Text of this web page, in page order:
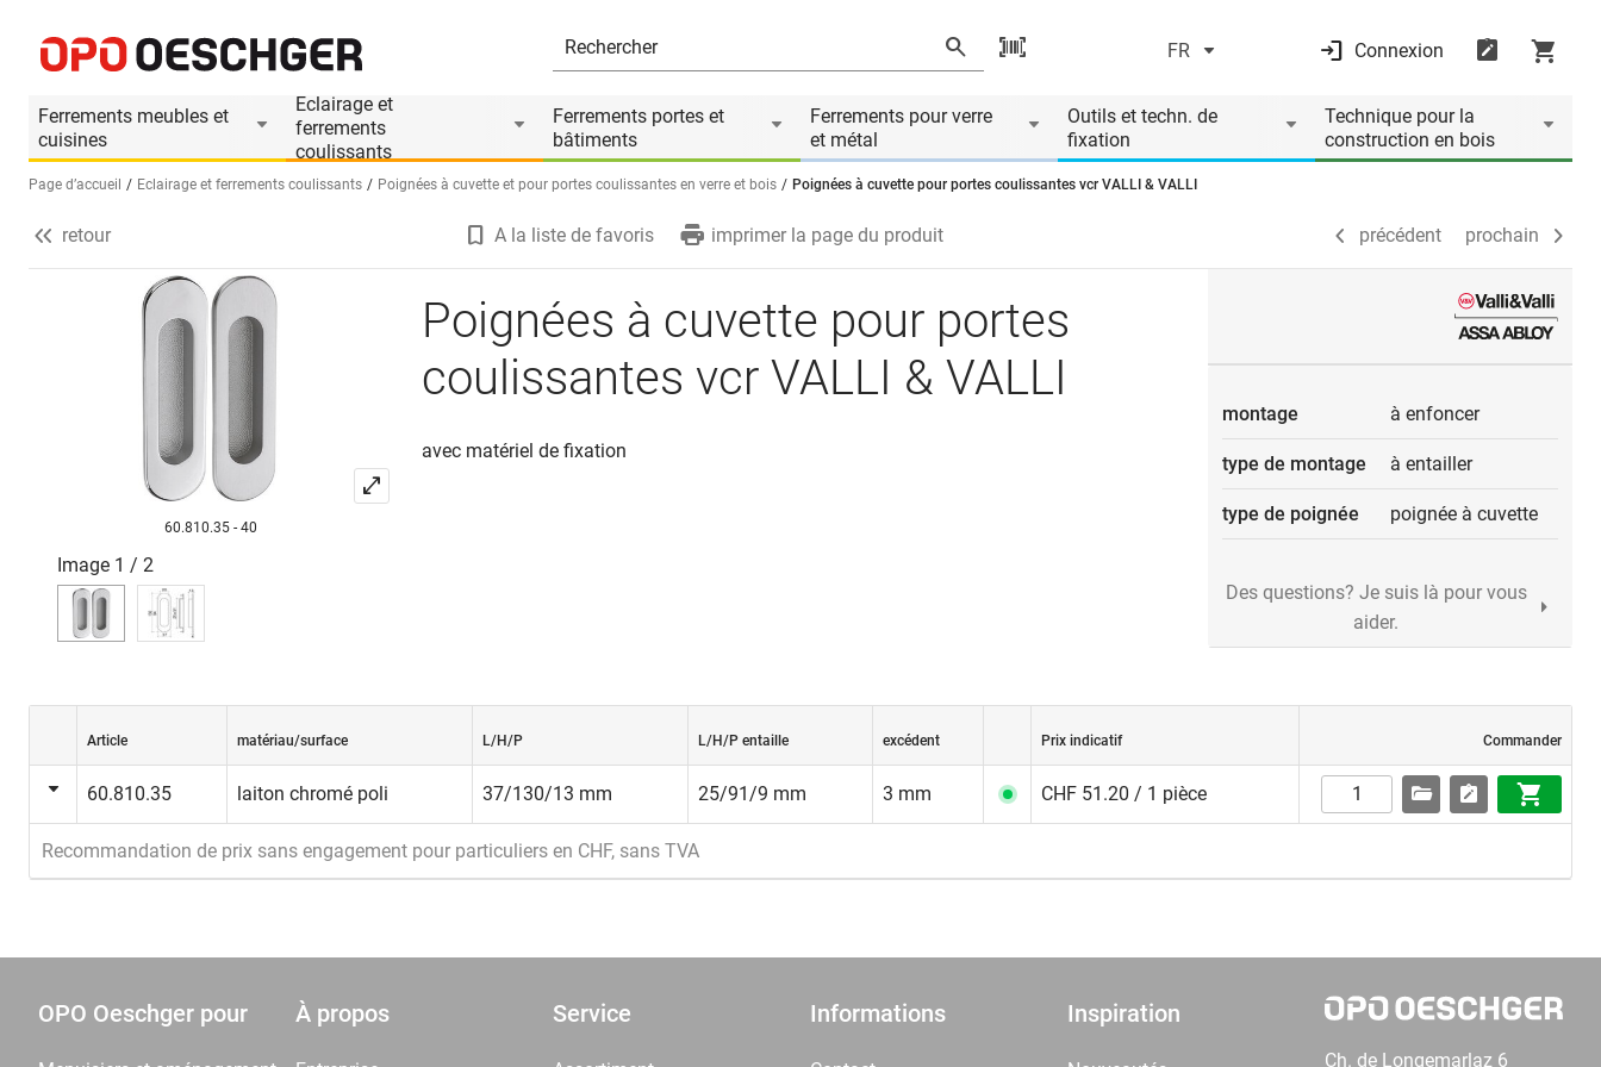
FR Connexion
Ferrements meubles et
cuisines
Eclairage et
ferrements
coulissants
Ferrements portes et
bâtiments
Ferrements pour verre
et métal
Outils et techn. de
fixation
Technique pour la
construction en bois
Sélectionnez une langue (FR)
Page d’accueil Eclairage et ferrements coulissants Poignées à cuvette et pour portes coulissantes en verre et bois Poignées à cuvette pour portes coulissantes vcr VALLI & VALLI
Informations produit
précédent prochain
retour A la liste de favoris imprimer la page du produit précédent prochain
60.810.35 - 40
Image 1 / 2
Poignées à cuvette pour portes
coulissantes vcr VALLI & VALLI
avec matériel de fixation
montage à enfoncer
type de montage à entailler
type de poignée poignée à cuvette
Des questions? Je suis là pour vous
aider.
Article matériau/surface L/H/P L/H/P entaille excédent Prix indicatif Commander
60.810.35 laiton chromé poli 37/130/13 mm 25/91/9 mm 3 mm CHF 51.20 / 1 pièce
Recommandation de prix sans engagement pour particuliers en CHF, sans TVA
OPO Oeschger pour À propos Service Informations Inspiration
Ch. de Longemarlaz 6